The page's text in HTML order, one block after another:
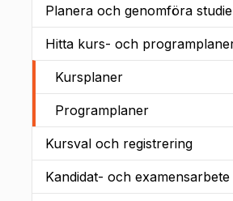
Planera och genomföra
Hitta kurs- och
Kursplaner
Programplaner
Kursval och registrering
Kandidat- och examensarbete